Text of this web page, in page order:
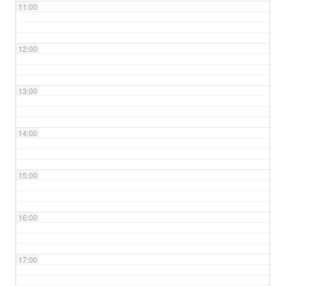
11:00
12:00
13:00
14:00
15:00
16:00
17:00